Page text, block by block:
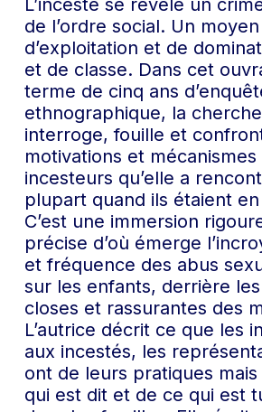
de l’ordre social. Un
d’exploitation et de
et de classe. Dans cet
terme de cinq ans
ethnographique, la
interroge, fouille et
motivations et mécanismes
incesteurs qu’elle a
plupart quand ils étaient
C’est une immersion
précise d’où émerge
et fréquence des abus
sur les enfants, derrière
closes et rassurantes des
L’autrice décrit ce que les
aux incestés, les
ont de leurs pratiques mais
qui est dit et de ce qui est